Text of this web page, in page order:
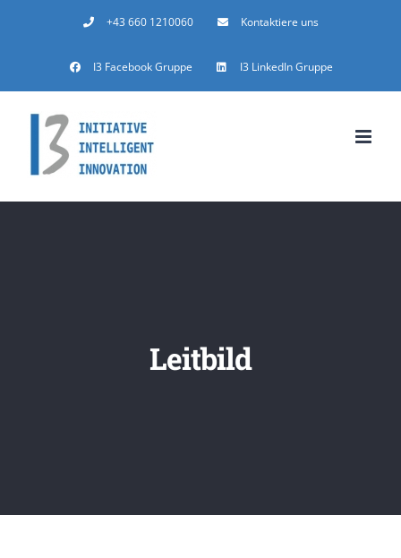
+43 660 1210060 Kontaktiere uns
I3 Facebook Gruppe I3 LinkedIn Gruppe
Leitbild